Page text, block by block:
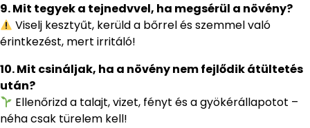
9. Mit tegyek a tejnedvvel, ha megsérül a növény?
Viselj kesztyűt, kerüld a bőrrel és szemmel való
érintkezést, mert irritáló!
10. Mit csináljak, ha a növény nem fejlődik átültetés
után?
Ellenőrizd a talajt, vizet, fényt és a gyökérállapotot –
néha csak türelem kell!